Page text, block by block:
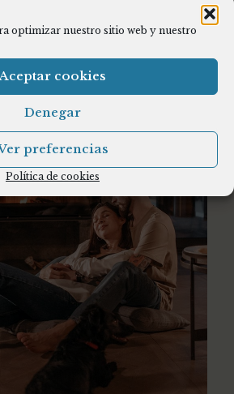
optimizar nuestro sitio web y nuestro
Aceptar cookies
Denegar
preferencias
Política de cookies